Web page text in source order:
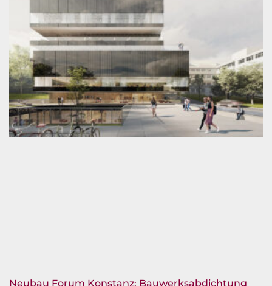
Neubau Forum Konstanz: Bauwerksabdichtung